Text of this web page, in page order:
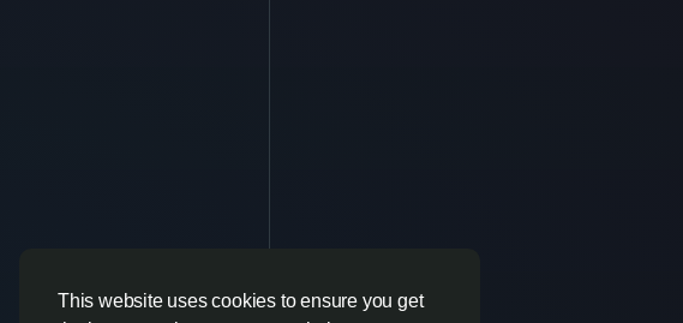
This website uses cookies to ensure you get